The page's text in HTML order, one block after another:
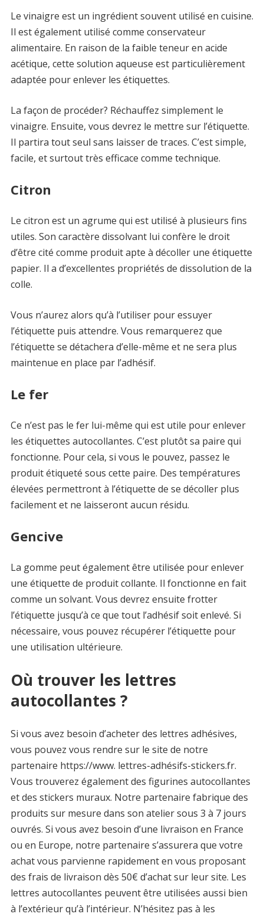
Le vinaigre est un ingrédient souvent utilisé en cuisine.
Il est également utilisé comme conservateur
alimentaire. En raison de la faible teneur en acide
acétique, cette solution aqueuse est particulièrement
adaptée pour enlever les étiquettes.
La façon de procéder? Réchauffez simplement le
vinaigre. Ensuite, vous devrez le mettre sur l’étiquette.
Il partira tout seul sans laisser de traces. C’est simple,
facile, et surtout très efficace comme technique.
Citron
Le citron est un agrume qui est utilisé à plusieurs fins
utiles. Son caractère dissolvant lui confère le droit
d’être cité comme produit apte à décoller une étiquette
papier. Il a d’excellentes propriétés de dissolution de la
colle.
Vous n’aurez alors qu’à l’utiliser pour essuyer
l’étiquette puis attendre. Vous remarquerez que
l’étiquette se détachera d’elle-même et ne sera plus
maintenue en place par l’adhésif.
Le fer
Ce n’est pas le fer lui-même qui est utile pour enlever
les étiquettes autocollantes. C’est plutôt sa paire qui
fonctionne. Pour cela, si vous le pouvez, passez le
produit étiqueté sous cette paire. Des températures
élevées permettront à l’étiquette de se décoller plus
facilement et ne laisseront aucun résidu.
Gencive
La gomme peut également être utilisée pour enlever
une étiquette de produit collante. Il fonctionne en fait
comme un solvant. Vous devrez ensuite frotter
l’étiquette jusqu’à ce que tout l’adhésif soit enlevé. Si
nécessaire, vous pouvez récupérer l’étiquette pour
une utilisation ultérieure.
Où trouver les lettres
autocollantes ?
Si vous avez besoin d’acheter des lettres adhésives,
vous pouvez vous rendre sur le site de notre
partenaire https://www. lettres-adhésifs-stickers.fr.
Vous trouverez également des figurines autocollantes
et des stickers muraux. Notre partenaire fabrique des
produits sur mesure dans son atelier sous 3 à 7 jours
ouvrés. Si vous avez besoin d’une livraison en France
ou en Europe, notre partenaire s’assurera que votre
achat vous parvienne rapidement en vous proposant
des frais de livraison dès 50€ d’achat sur leur site. Les
lettres autocollantes peuvent être utilisées aussi bien
à l’extérieur qu’à l’intérieur. N’hésitez pas à les